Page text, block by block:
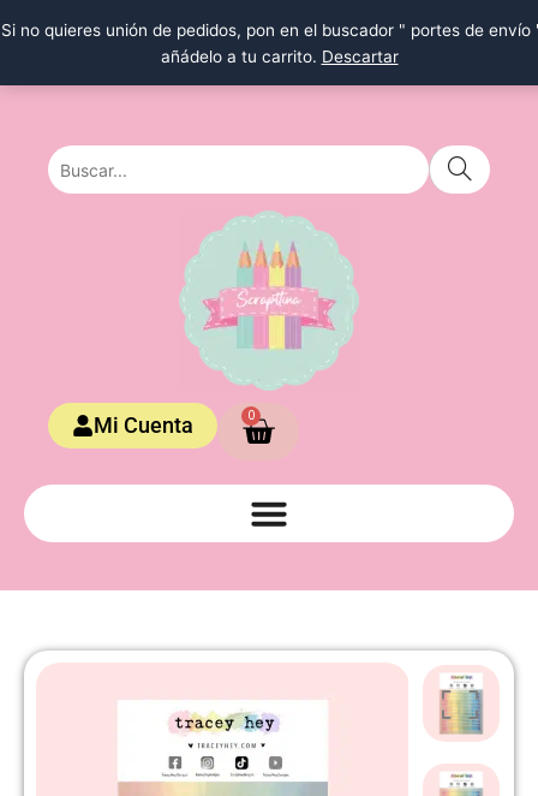
Si no quieres unión de pedidos, pon en el buscador " portes de envío
añádelo a tu carrito. Descartar
al
Mi Cuenta 0
Carrito